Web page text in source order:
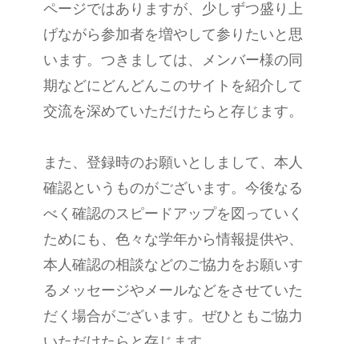
ページではありますが、少しずつ盛り上
げながら参加者を増やして参りたいと思
います。つきましては、メンバー様の同
期などにどんどんこのサイトを紹介して
交流を深めていただけたらと存じます。
また、登録時のお願いとしまして、本人
確認というものがございます。今後なる
べく確認のスピードアップを図っていく
ためにも、色々な学年から情報提供や、
本人確認の相談などのご協力をお願いす
るメッセージやメールなどをさせていた
だく場合がございます。ぜひともご協力